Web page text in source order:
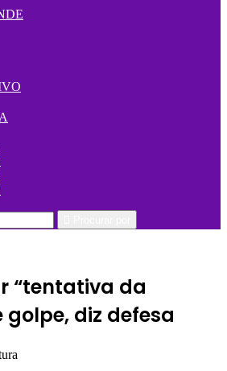
“tentativa da
diz defesa